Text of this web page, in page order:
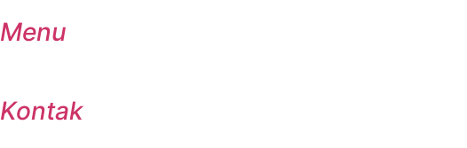
Menu
Kontak